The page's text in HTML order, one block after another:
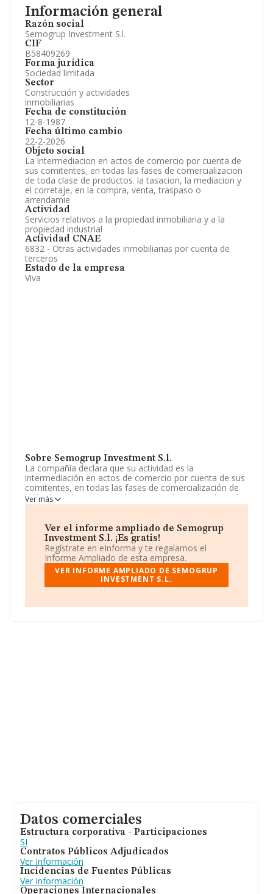
Información general
Razón social
Semogrup Investment S.l.
CIF
B58409269
Forma jurídica
Sociedad limitada
Sector
Construcción y actividades
inmobiliarias
Fecha de constitución
12-8-1987
Fecha último cambio
22-2-2026
Objeto social
La intermediacion en actos de comercio por cuenta de
sus comitentes, en todas las fases de comercializacion
de toda clase de productos. la tasacion, la mediacion y
el corretaje, en la compra, venta, traspaso o
arrendamie
Actividad
Servicios relativos a la propiedad inmobiliaria y a la
propiedad industrial
Actividad CNAE
6832 - Otras actividades inmobiliarias por cuenta de
terceros
Estado de la empresa
Viva
Sobre Semogrup Investment S.l.
La compañía declara que su actividad es la
intermediación en actos de comercio por cuenta de sus
comitentes, en todas las fases de comercialización de
toda clase de productos. la tasacion, la mediación y el
corretaje, en la compra, venta, traspaso o arrendamie.
Tiene CNAE: 6832 - 'Gestión y administración de la
propiedad inmobiliaria'. La empresa no tiene actividad
en mercados exteriores.
La dirección de correo esinfo@aliven.com.
La empresa españolaSemogrup Investment S.L, con
(08186), en el municipio de Lliça D'amunt, en Barcelona,
Ver más
Ver el informe ampliado de Semogrup
Investment S.l. ¡Es gratis!
Regístrate en eInforma y te regalamos el
Informe Ampliado de esta empresa.
VER INFORME AMPLIADO DE SEMOGRUP
INVESTMENT S.L.
Información oficial y registral complementaria.
Datos comerciales
Estructura corporativa - Participaciones
SI
Contratos Públicos Adjudicados
Ver Información
Incidencias de Fuentes Públicas
Ver Información
Operaciones Internacionales